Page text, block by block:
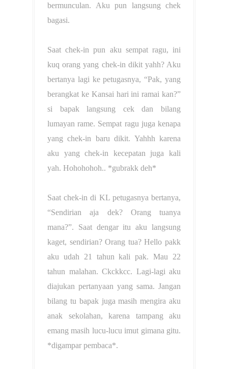
bermunculan. Aku pun langsung chek
bagasi.
Saat chek-in pun aku sempat ragu, ini
kuq orang yang chek-in dikit yahh? Aku
bertanya lagi ke petugasnya, “Pak, yang
berangkat ke Kansai hari ini ramai kan?”
si bapak langsung cek dan bilang
lumayan rame. Sempat ragu juga kenapa
yang chek-in baru dikit. Yahhh karena
aku yang chek-in kecepatan juga kali
yah. Hohohohoh.. *gubrakk deh*
Saat chek-in di KL petugasnya bertanya,
“Sendirian aja dek? Orang tuanya
mana?”. Saat dengar itu aku langsung
kaget, sendirian? Orang tua? Hello pakk
aku udah 21 tahun kali pak. Mau 22
tahun malahan. Ckckkcc. Lagi-lagi aku
diajukan pertanyaan yang sama. Jangan
bilang tu bapak juga masih mengira aku
anak sekolahan, karena tampang aku
emang masih lucu-lucu imut gimana gitu.
*digampar pembaca*.